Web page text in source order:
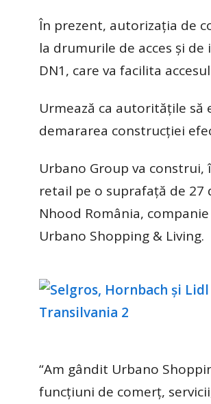
În prezent, autorizația de
la drumurile de acces și
DN1, care va facilita
Urmează ca autoritățile
demararea construcției
Urbano Group va
retail pe o suprafață de 27
Nhood România,
Urbano Shopping & Living.
“Am gândit Urbano
funcțiuni de comerț,